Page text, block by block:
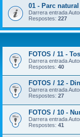
01 - Parc
Darrera entrada
Respostes: 227
FOTOS / 11 -
Darrera entrada
Respostes: 40
FOTOS / 12 -
Darrera entrada
Respostes: 27
FOTOS / 10 -
Darrera entrada
Respostes: 41